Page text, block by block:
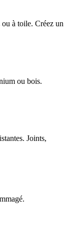
à toile. Créez un
ou bois.
Joints,